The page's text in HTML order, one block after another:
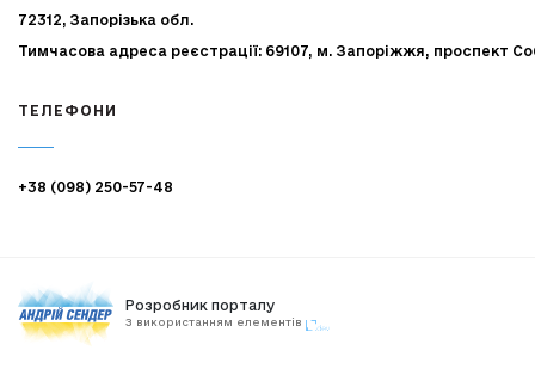
72312, Запорізька обл.
Тимчасова адреса реєстрації: 69107, м. Запоріжжя, проспект
ТЕЛЕФОНИ
+38 (098) 250-57-48
Розробник порталу
З використанням елементів